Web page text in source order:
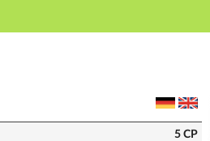
Arbeitsschwerpunkte in
5 CP